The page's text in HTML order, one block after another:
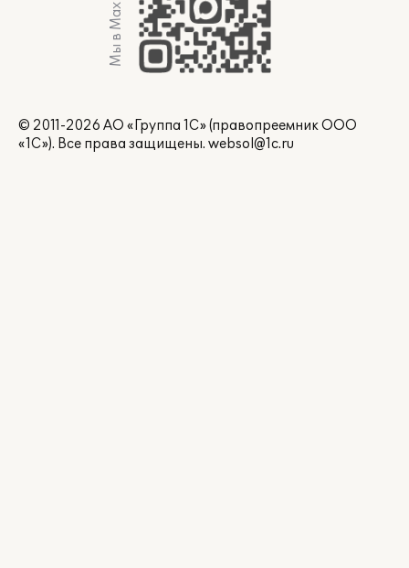
Мы в Max
© 2011-2026 АО «Группа 1С» (правопреемник ООО
«1С»). Все права защищены. websol@1c.ru